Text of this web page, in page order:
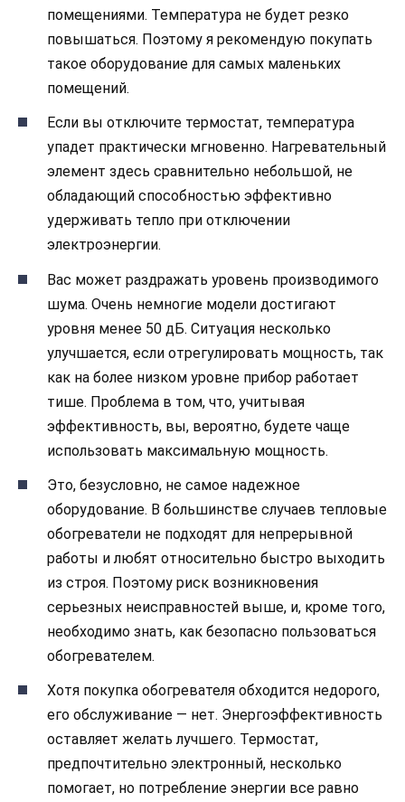
помещениями. Температура не будет резко
повышаться. Поэтому я рекомендую покупать
такое оборудование для самых маленьких
помещений.
Если вы отключите термостат, температура
упадет практически мгновенно. Нагревательный
элемент здесь сравнительно небольшой, не
обладающий способностью эффективно
удерживать тепло при отключении
электроэнергии.
Вас может раздражать уровень производимого
шума. Очень немногие модели достигают
уровня менее 50 дБ. Ситуация несколько
улучшается, если отрегулировать мощность, так
как на более низком уровне прибор работает
тише. Проблема в том, что, учитывая
эффективность, вы, вероятно, будете чаще
использовать максимальную мощность.
Это, безусловно, не самое надежное
оборудование. В большинстве случаев тепловые
обогреватели не подходят для непрерывной
работы и любят относительно быстро выходить
из строя. Поэтому риск возникновения
серьезных неисправностей выше, и, кроме того,
необходимо знать, как безопасно пользоваться
обогревателем.
Хотя покупка обогревателя обходится недорого,
его обслуживание — нет. Энергоэффективность
оставляет желать лучшего. Термостат,
предпочтительно электронный, несколько
помогает, но потребление энергии все равно